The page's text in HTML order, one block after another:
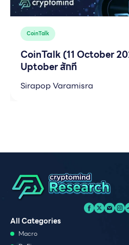
CoinTalk
CoinTalk (11 October
Uptober สักที
Sirapop Varamisra
All Categories
Macro